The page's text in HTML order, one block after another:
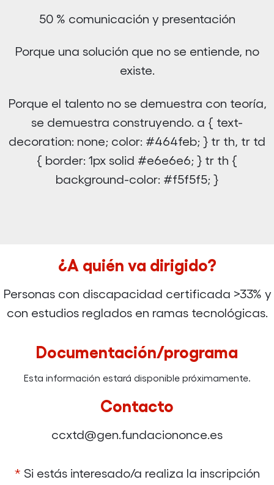
50 % comunicación y presentación
Porque una solución que no se entiende, no
existe.
Porque el talento no se demuestra con teoría,
se demuestra construyendo. a { text-
decoration: none; color: #464feb; } tr th, tr td
{ border: 1px solid #e6e6e6; } tr th {
background-color: #f5f5f5; }
¿A quién va dirigido?
Personas con discapacidad certificada >33% y
con estudios reglados en ramas tecnológicas.
Documentación/programa
Esta información estará disponible próximamente.
Contacto
ccxtd@gen.fundaciononce.es
* Si estás interesado/a realiza la inscripción